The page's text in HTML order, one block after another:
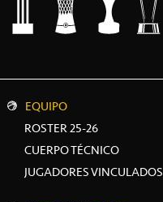
EQUIPO
ROSTER 25-26
CUERPO TÉCNICO
JUGADORES VINCULADOS